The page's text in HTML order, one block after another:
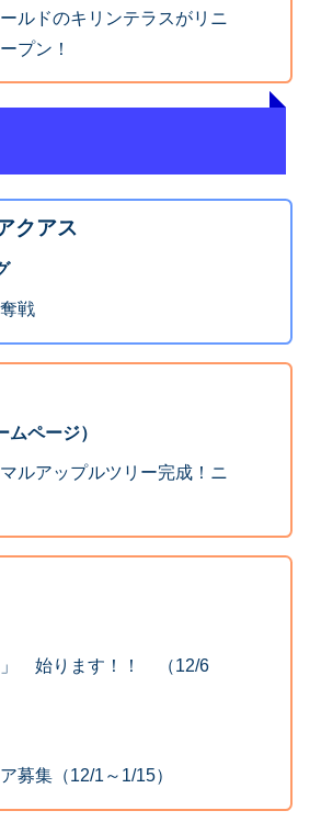
ルドのキリンテラスがリニ
プン！
クアス
戦
ページ）
ルアップルツリー完成！ニ
」 始ります！！ （12/6
募集（12/1～1/15）